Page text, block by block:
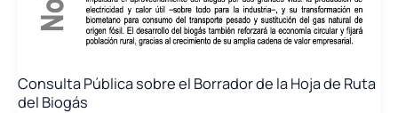
Consulta Pública sobre el Borrador de la Hoja de Ruta
del Biogás